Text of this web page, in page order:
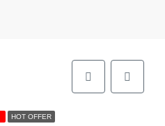
HOT OFFER